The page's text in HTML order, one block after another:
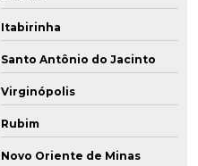
Itabirinha
Santo Antônio do Jacinto
Virginópolis
Rubim
Novo Oriente de Minas